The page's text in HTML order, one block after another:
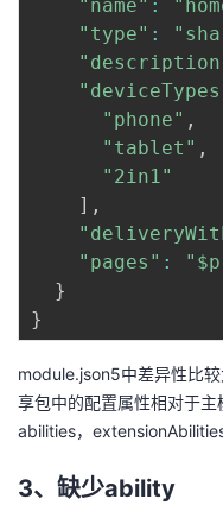
"name" :
"type" :
"phone" ,
"tablet" ,
"2in1"
] ,
"pages" :
}
}
module.json5中差异性比
享包中的配置属性相对于
abilities，extensionAbilities
3、缺少ability